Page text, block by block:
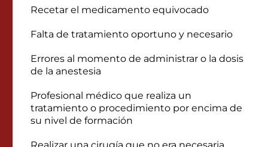
Recetar el medicamento equivocado
Falta de tratamiento oportuno y necesario
Errores al momento de administrar o la dosis
de la anestesia
Profesional médico que realiza un
tratamiento o procedimiento por encima de
su nivel de formación